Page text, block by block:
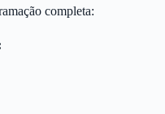
completa: